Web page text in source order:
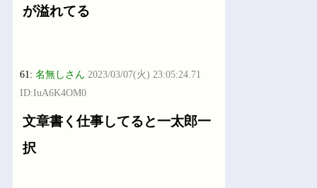
が溢れてる
61:名無しさん 2023/03/07(火) 23:05:24.71
ID:IuA6K4OM0
文章書く仕事してると一太郎一
択